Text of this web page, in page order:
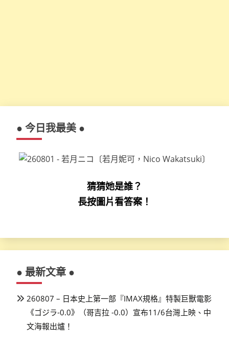
● 今日我最美 ●
猜猜她是誰？
長按圖片看答案！
● 最新文章 ●
260807 – 日本史上第一部『IMAX規格』特製巨獸電影
《ゴジラ-0.0》（哥吉拉 -0.0）宣布11/6台灣上映、中
文海報出爐！